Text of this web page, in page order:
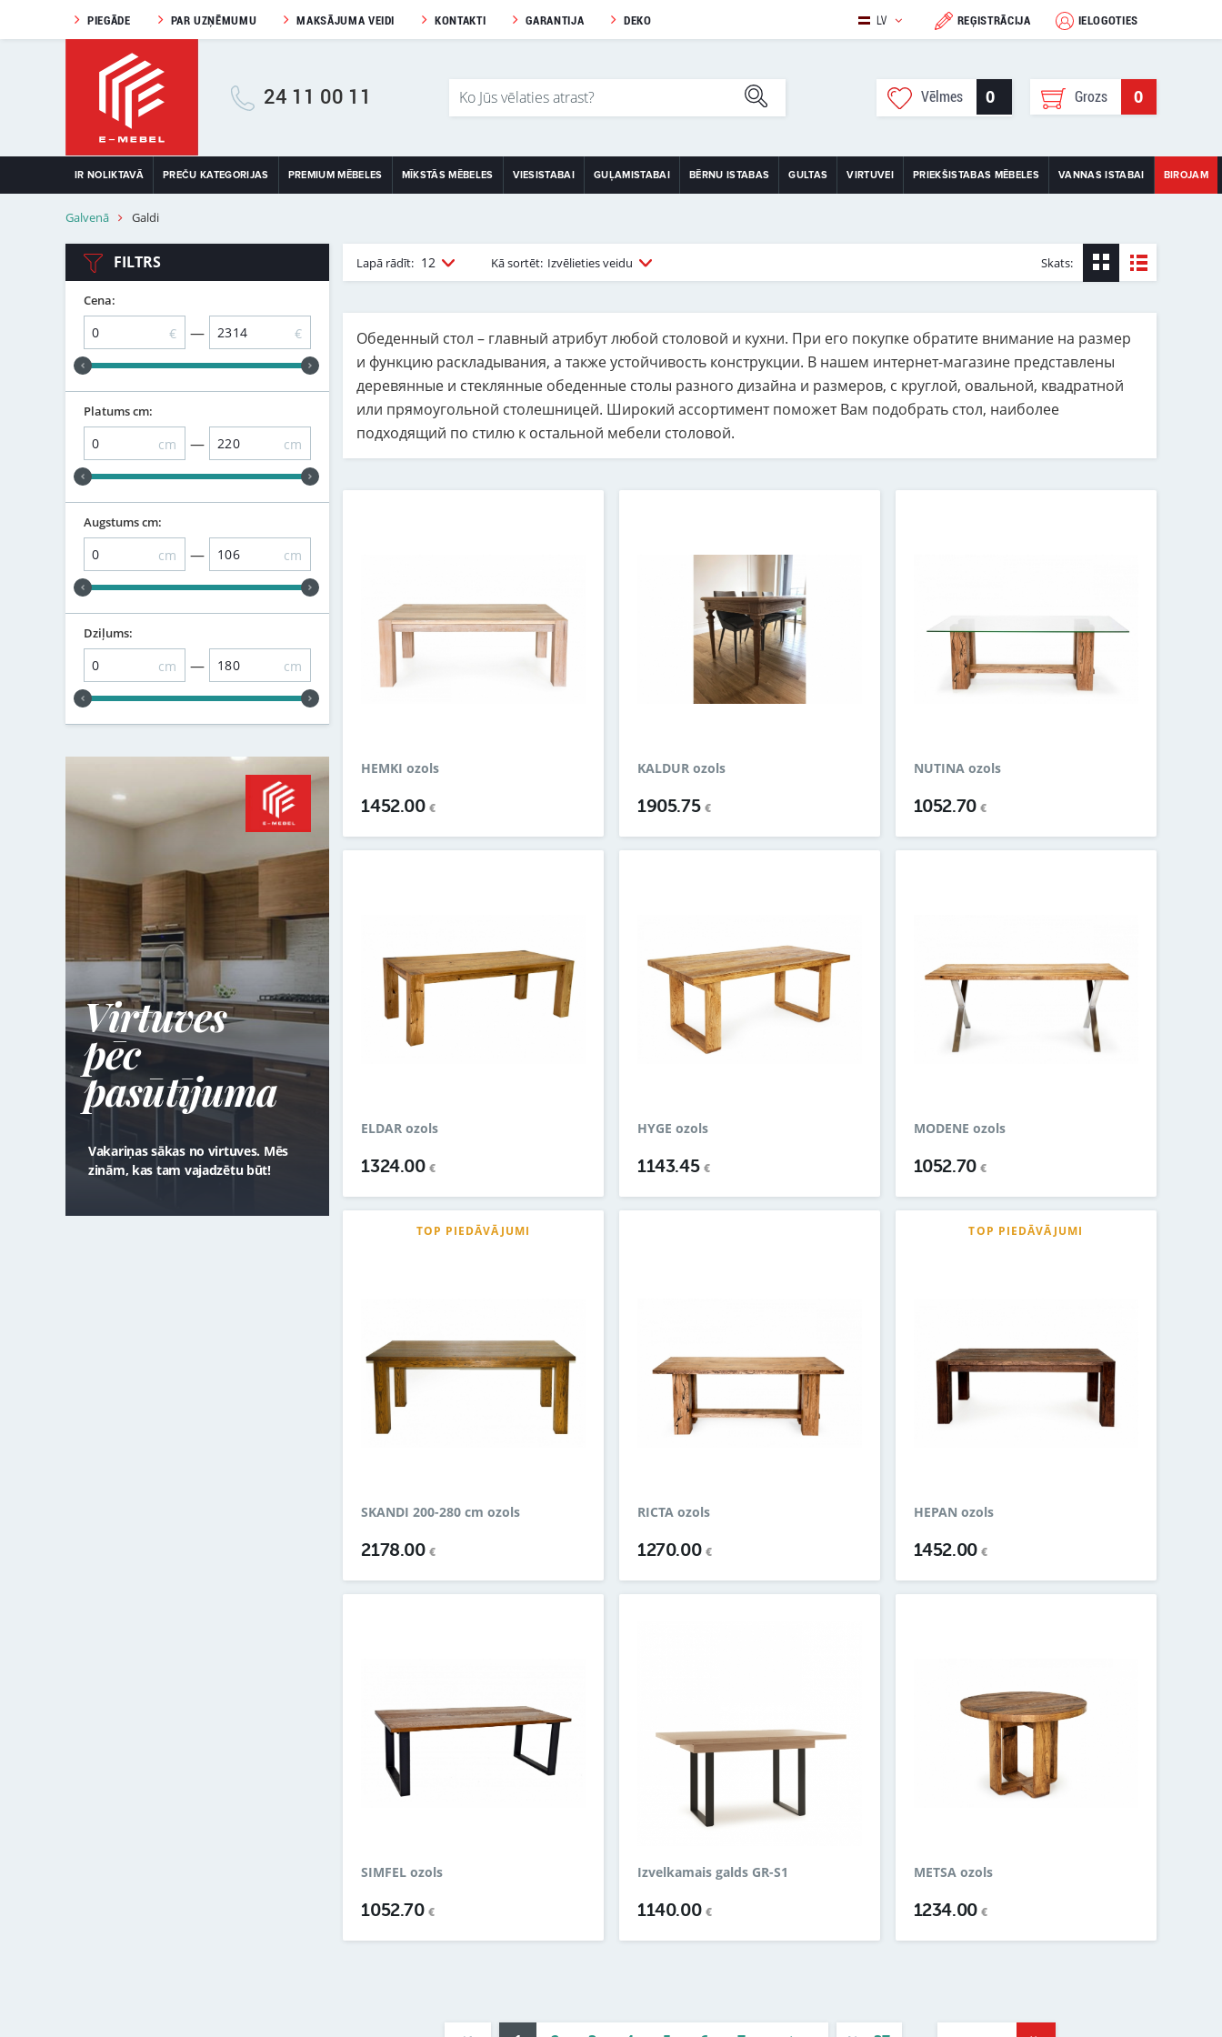
PIEGĀDE PAR UZŅĒMUMU MAKSĀJUMA VEIDI KONTAKTI GARANTIJA DEKO LV REĢISTRĀCIJA IELOGOTIES
24 11 00 11 Vēlmes 0 Grozs 0
IR NOLIKTAVĀ PREČU KATEGORIJAS PREMIUM MĒBELES MĪKSTĀS MĒBELES VIESISTABAI GUĻAMISTABAI BĒRNU ISTABAS GULTAS VIRTUVEI PRIEKŠISTABAS MĒBELES VANNAS ISTABAI BIROJAM
Galvenā Galdi
FILTRS
Cena:
€ — €
Platums cm:
cm — cm
Augstums cm:
cm — cm
Dziļums:
cm — cm
Virtuves
pēc
pasūtījuma
Vakariņas sākas no virtuves. Mēs
zinām, kas tam vajadzētu būt!
Lapā rādīt: 12 Kā sortēt: Izvēlieties veidu Skats:
Обеденный стол – главный атрибут любой столовой и кухни. При его покупке обратите внимание на размер
и функцию раскладывания, а также устойчивость конструкции. В нашем интернет-магазине представлены
деревянные и стеклянные обеденные столы разного дизайна и размеров, с круглой, овальной, квадратной
или прямоугольной столешницей. Широкий ассортимент поможет Вам подобрать стол, наиболее
подходящий по стилю к остальной мебели столовой.
HEMKI ozols
1452.00€
KALDUR ozols
1905.75 €
NUTINA ozols
1052.70€
ELDAR ozols
1324.00€
HYGE ozols
1143.45 €
MODENE ozols
1052.70€
TOP PIEDĀVĀJUMI
SKANDI 200-280 cm ozols
2178.00€
RICTA ozols
1270.00 €
TOP PIEDĀVĀJUMI
HEPAN ozols
1452.00€
SIMFEL ozols
1052.70€
Izvelkamais galds GR-S1
1140.00 €
METSA ozols
1234.00€